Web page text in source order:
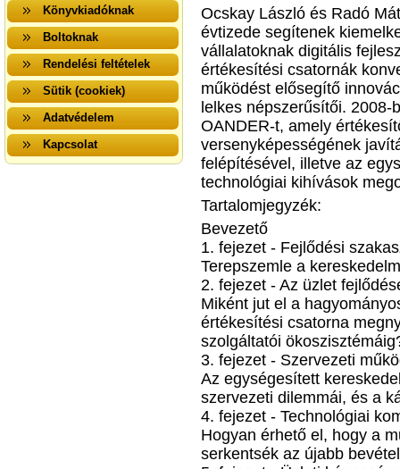
Könyvkiadóknak
Boltoknak
Rendelési feltételek
Sütik (cookiek)
Adatvédelem
Kapcsolat
Ocskay László és Radó
évtizede segítenek
vállalatoknak digitális
értékesítési csatornák
működést elősegítő
lelkes népszerűsítői.
OANDER-t, amely
versenyképességének
felépítésével, illetve az
technológiai kihívások
Tartalomjegyzék:
Bevezető
1. fejezet - Fejlődési
Terepszemle a
2. fejezet - Az üzlet
Miként jut el a
értékesítési csatorna
szolgáltatói
3. fejezet - Szervezeti
Az egységesített
szervezeti dilemmái, és a
4. fejezet - Technológiai
Hogyan érhető el, hogy a
serkentsék az újabb